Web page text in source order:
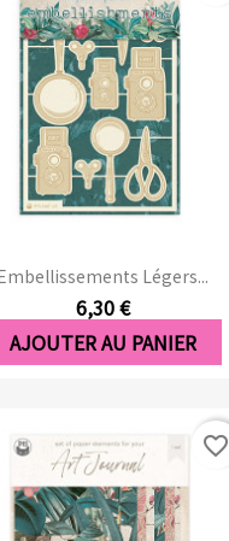
Légers...
6,30 €
AJOUTER AU PANIER
Aperçu rapide
favorite_border